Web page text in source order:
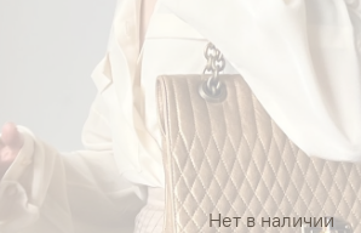
Нет в наличии